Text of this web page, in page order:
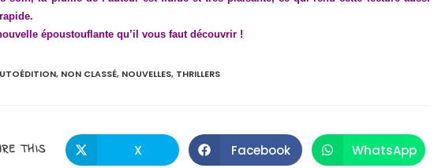
époustouflante qu’il vous faut découvrir !
, NON CLASSÉ, NOUVELLES, THRILLERS
THISPARTAGER
Ouvrir
X Ouvrir
Facebook Ouvrir
WhatsApp